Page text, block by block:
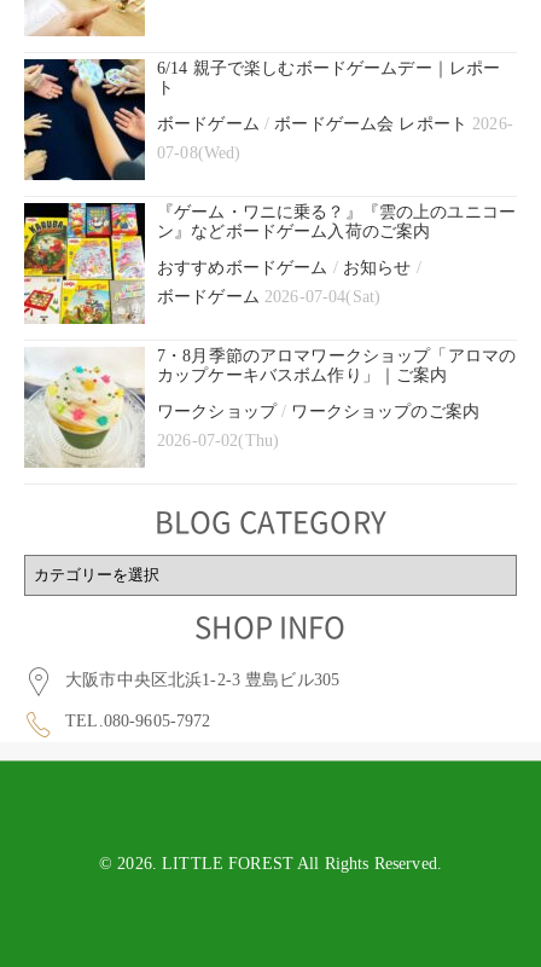
6/14 親子で楽しむボードゲームデー｜レポー
ト
ボードゲーム / ボードゲーム会 レポート 2026-
07-08(Wed)
『ゲーム・ワニに乗る？』『雲の上のユニコー
ン』などボードゲーム入荷のご案内
おすすめボードゲーム / お知らせ /
ボードゲーム 2026-07-04(Sat)
7・8月季節のアロマワークショップ「アロマの
カップケーキバスボム作り」｜ご案内
ワークショップ/ ワークショップのご案内
2026-07-02(Thu)
BLOG CATEGORY
BLOG
CATEGORY
SHOP INFO
大阪市中央区北浜1-2-3 豊島ビル305
TEL.080-9605-7972
© 2026. LITTLE FOREST All Rights Reserved.